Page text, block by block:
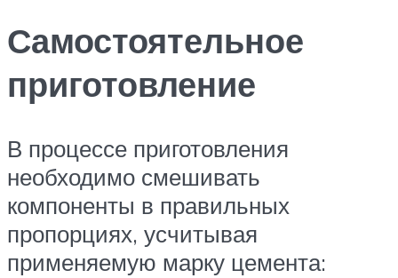
Самостоятельное
приготовление
В процессе приготовления
необходимо смешивать
компоненты в правильных
пропорциях, усчитывая
применяемую марку цемента: